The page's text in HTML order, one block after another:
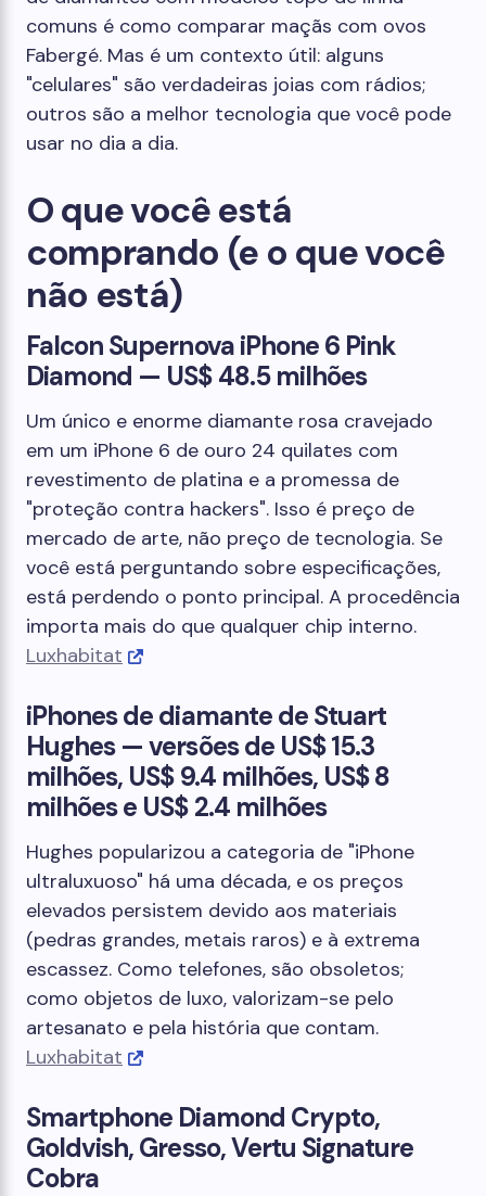
comuns é como comparar maçãs com ovos
Fabergé. Mas é um contexto útil: alguns
"celulares" são verdadeiras joias com rádios;
outros são a melhor tecnologia que você pode
usar no dia a dia.
O que você está
comprando (e o que você
não está)
Falcon Supernova iPhone 6 Pink
Diamond — US$ 48.5 milhões
Um único e enorme diamante rosa cravejado
em um iPhone 6 de ouro 24 quilates com
revestimento de platina e a promessa de
"proteção contra hackers". Isso é preço de
mercado de arte, não preço de tecnologia. Se
você está perguntando sobre especificações,
está perdendo o ponto principal. A procedência
importa mais do que qualquer chip interno.
Luxhabitat
iPhones de diamante de Stuart
Hughes — versões de US$ 15.3
milhões, US$ 9.4 milhões, US$ 8
milhões e US$ 2.4 milhões
Hughes popularizou a categoria de "iPhone
ultraluxuoso" há uma década, e os preços
elevados persistem devido aos materiais
(pedras grandes, metais raros) e à extrema
escassez. Como telefones, são obsoletos;
como objetos de luxo, valorizam-se pelo
artesanato e pela história que contam.
Luxhabitat
Smartphone Diamond Crypto,
Goldvish, Gresso, Vertu Signature
Cobra